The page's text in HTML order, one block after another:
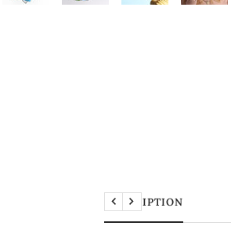
DESCRIPTION
Précédent
Suivant